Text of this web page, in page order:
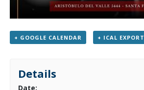
+ GOOGLE CALENDAR + ICAL EXPORT
Details
Date: